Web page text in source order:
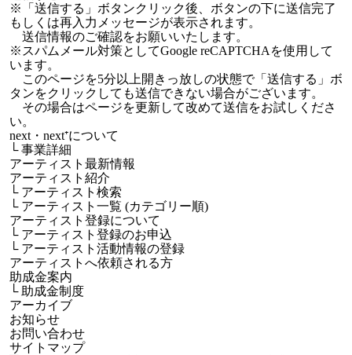
※「送信する」ボタンクリック後、ボタンの下に送信完了
もしくは再入力メッセージが表示されます。
送信情報のご確認をお願いいたします。
※スパムメール対策としてGoogle reCAPTCHAを使用して
います。
このページを5分以上開きっ放しの状態で「送信する」ボ
タンをクリックしても送信できない場合がございます。
その場合はページを更新して改めて送信をお試しくださ
い。
next・next⁺について
└事業詳細
アーティスト最新情報
アーティスト紹介
└ アーティスト検索
└ アーティスト一覧 (カテゴリー順)
アーティスト登録について
└ アーティスト登録のお申込
└ アーティスト活動情報の登録
アーティストへ依頼される方
助成金案内
└ 助成金制度
アーカイブ
お知らせ
お問い合わせ
サイトマップ